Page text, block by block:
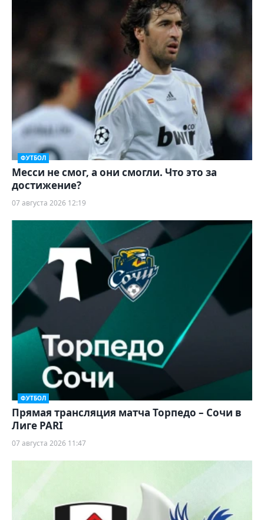
ФУТБОЛ
Месси не смог, а они смогли. Что это за
достижение?
07 августа 2026 12:19
ФУТБОЛ
Прямая трансляция матча Торпедо – Сочи в
Лиге PARI
07 августа 2026 11:47